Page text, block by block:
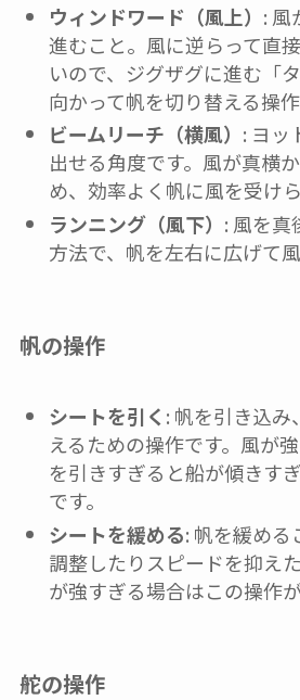
ウィンドワード（風上） : 風
進むこと。風に逆らって直
いので、ジグザグに進む「
向かって帆を切り替える操
ビームリーチ（横風） : ヨッ
出せる角度です。風が真横
め、効率よく帆に風を受けら
ランニング（風下） : 風を真
方法で、帆を左右に広げて
帆の操作
シートを引く : 帆を引き込
えるための操作です。風が
を引きすぎると船が傾きす
です。
シートを緩める: 帆を緩める
調整したりスピードを抑え
が強すぎる場合はこの操作が
舵の操作